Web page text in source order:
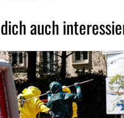
auch